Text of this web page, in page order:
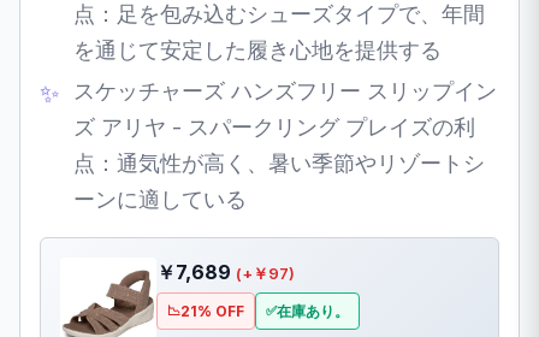
点：足を包み込むシューズタイプで、年間
を通じて安定した履き心地を提供する
スケッチャーズ ハンズフリー スリップイン
ズ アリヤ - スパークリング プレイズの利
点：通気性が高く、暑い季節やリゾートシ
ーンに適している
￥7,689 (+￥97)
21% OFF 在庫あり。